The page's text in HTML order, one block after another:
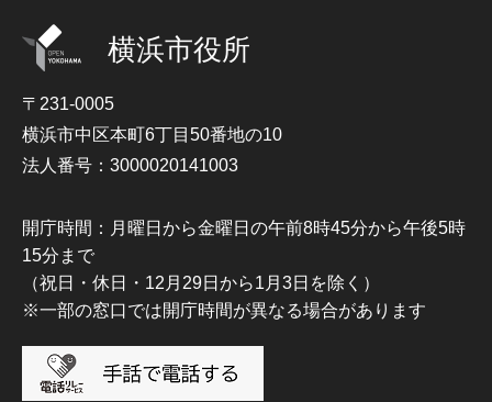
横浜市役所
〒231-0005
横浜市中区本町6丁目50番地の10
法人番号：3000020141003
開庁時間：月曜日から金曜日の午前8時45分から午後5時
15分まで
（祝日・休日・12月29日から1月3日を除く）
※一部の窓口では開庁時間が異なる場合があります